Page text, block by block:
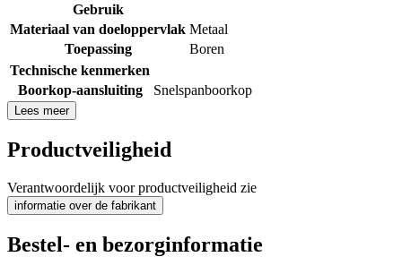
Gebruik
Materiaal van doeloppervlak Metaal
Toepassing
Boren
Technische kenmerken
Boorkop-aansluiting
Snelspanboorkop
Lees meer
Productveiligheid
Verantwoordelijk voor productveiligheid zie
informatie over de fabrikant
Bestel- en bezorginformatie